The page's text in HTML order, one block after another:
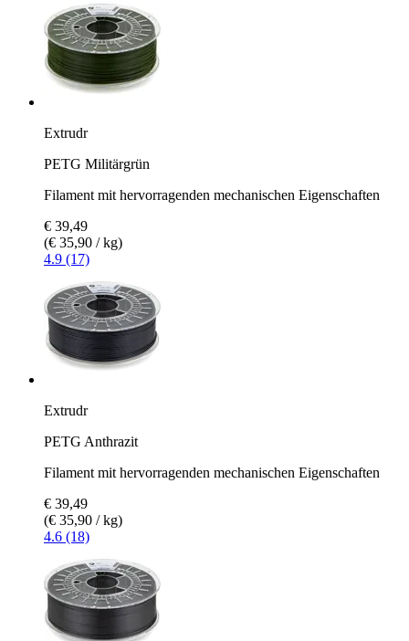
Extrudr
PETG Militärgrün
Filament mit hervorragenden mechanischen Eigenschaften
€ 39,49
(€ 35,90 / kg)
4.9 (17)
Extrudr
PETG Anthrazit
Filament mit hervorragenden mechanischen Eigenschaften
€ 39,49
(€ 35,90 / kg)
4.6 (18)